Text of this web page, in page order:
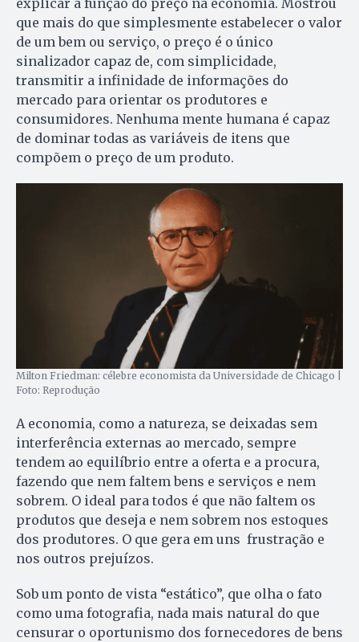
explicar a função do preço na economia. Mostrou
que mais do que simplesmente estabelecer o valor
de um bem ou serviço, o preço é o único
sinalizador capaz de, com simplicidade,
transmitir a infinidade de informações do
mercado para orientar os produtores e
consumidores. Nenhuma mente humana é capaz
de dominar todas as variáveis de itens que
compõem o preço de um produto.
Milton Friedman: célebre economista da Universidade de Chicago |
Foto: Reprodução
A economia, como a natureza, se deixadas sem
interferência externas ao mercado, sempre
tendem ao equilíbrio entre a oferta e a procura,
fazendo que nem faltem bens e serviços e nem
sobrem. O ideal para todos é que não faltem os
produtos que deseja e nem sobrem nos estoques
dos produtores. O que gera em uns frustração e
nos outros prejuízos.
Sob um ponto de vista “estático”, que olha o fato
como uma fotografia, nada mais natural do que
censurar o oportunismo dos fornecedores de bens